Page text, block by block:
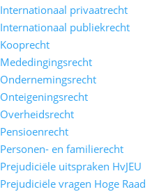
Internationaal privaatrecht
Internationaal publiekrecht
Kooprecht
Mededingingsrecht
Ondernemingsrecht
Onteigeningsrecht
Overheidsrecht
Pensioenrecht
Personen- en familierecht
Prejudiciële uitspraken HvJEU
Prejudiciële vragen Hoge Raad